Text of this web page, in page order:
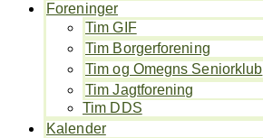
Foreninger
Tim GIF
Tim Borgerforening
Tim og Omegns Seniorklub
Tim Jagtforening
Tim DDS
Kalender